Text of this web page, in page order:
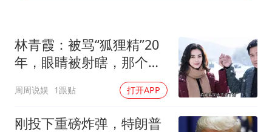
立秋的仪式感
公司“上四休三”但要降薪1000元
A股收盘：三大指数均涨超1%
朱雨玲晋级WTT横滨冠军赛女单八强
林青霞：被骂“狐狸精”20
年，眼睛被射瞎，那个男
人只问了一句“谁来出机票
钱？”
周周说娱 1跟贴 打开APP
刚投下重磅炸弹，特朗普